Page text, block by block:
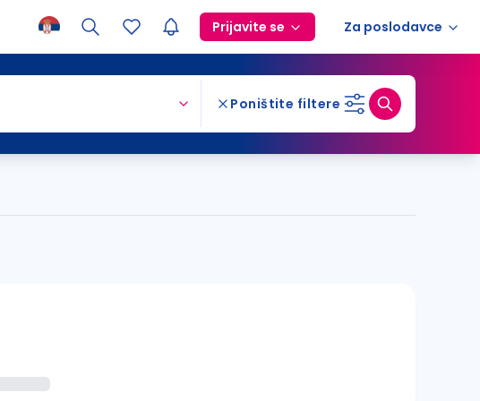
Prijavite se Za poslodavce
Poništite filtere